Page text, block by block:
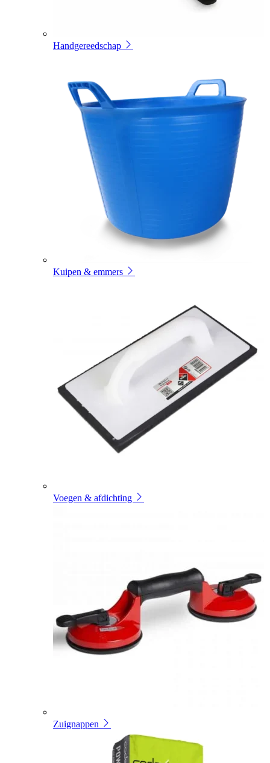
Handgereedschap
Kuipen & emmers
Voegen & afdichting
Zuignappen